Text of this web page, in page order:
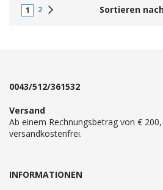
1 2 Sortieren
0043/512/361532
Versand
Ab einem Rechnungsbetrag von €
versandkostenfrei.
INFORMATIONEN